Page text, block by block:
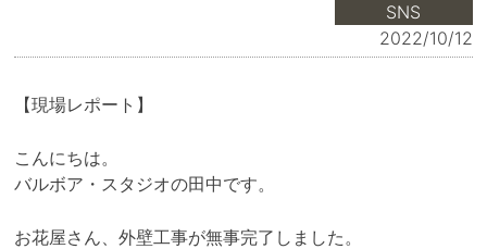
SNS
2022/10/12
【現場レポート】
こんにちは。
バルボア・スタジオの田中です。
お花屋さん、外壁工事が無事完了しました。